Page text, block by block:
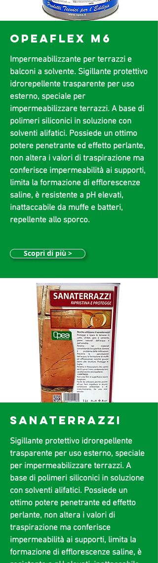
OPEAFLEX M6
Impermeabilizzante per terrazzi e
balconi a solvente. Sigillante protettivo
idrorepellente trasparente per uso
esterno, speciale per
impermeabilizzare terrazzi. A base di
polimeri siliconici in soluzione con
solventi alifatici. Possiede un ottimo
potere penetrante ed effetto perlante,
non altera i valori di traspirazione ma
conferisce impermeabilità ai supporti,
limita la formazione di efflorescenze
saline, è resistente a pH elevati,
inattaccabile da muffe e batteri,
repellente allo sporco.
Scopri di più >
SANATERRAZZI
Sigillante protettivo idrorepellente
trasparente per uso esterno, speciale
per impermeabilizzare terrazzi. A
base di polimeri siliconici in soluzione
con solventi alifatici. Possiede un
ottimo potere penetrante ed effetto
perlante, non altera i valori di
traspirazione ma conferisce
impermeabilità ai supporti, limita la
formazione di efflorescenze saline, è